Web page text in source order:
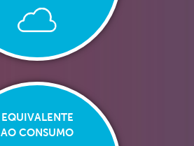
EQUIVALENTE
AO CONSUMO